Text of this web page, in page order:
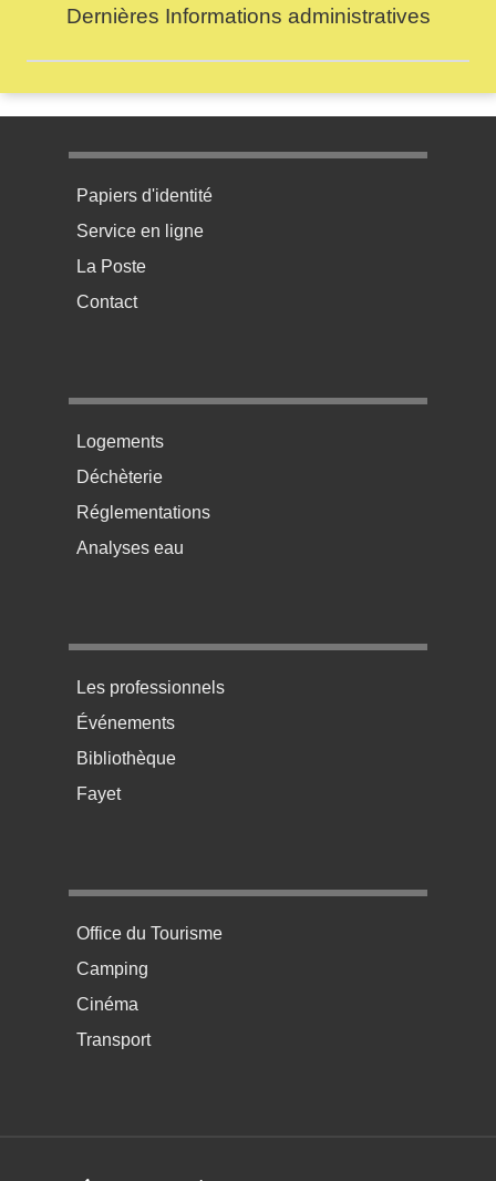
Dernières Informations administratives
Menu pratique bas de page 1
Papiers d'identité
Service en ligne
La Poste
Contact
Menu pratique bas de page 2
Logements
Déchèterie
Réglementations
Analyses eau
Menu pratique bas de page 3
Les professionnels
Événements
Bibliothèque
Fayet
Menu pratique bas de page 4
Office du Tourisme
Camping
Cinéma
Transport